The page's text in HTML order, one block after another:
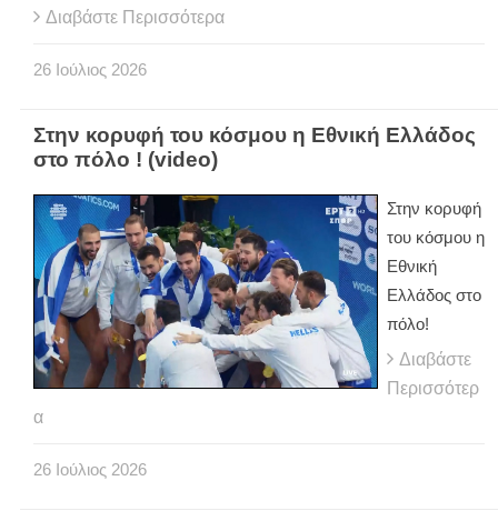
Διαβάστε Περισσότερα
26 Ιούλιος 2026
Στην κορυφή του κόσμου η Εθνική Ελλάδος
στο πόλο ! (video)
Στην κορυφή
του κόσμου η
Εθνική
Ελλάδος στο
πόλο!
Διαβάστε
Περισσότερ
α
26 Ιούλιος 2026